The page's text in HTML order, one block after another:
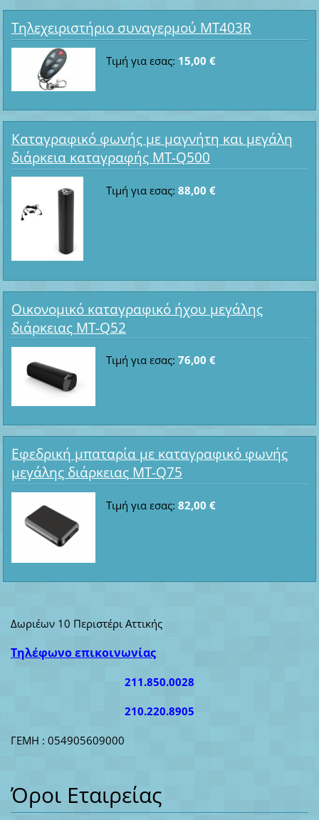
Τηλεχειριστήριο συναγερμού MT403R
Τιμή για εσας: 15,00 €
Καταγραφικό φωνής με μαγνήτη και μεγάλη
διάρκεια καταγραφής MT-Q500
Τιμή για εσας: 88,00 €
Οικονομικό καταγραφικό ήχου μεγάλης
διάρκειας MT-Q52
Τιμή για εσας: 76,00 €
Εφεδρική μπαταρία με καταγραφικό φωνής
μεγάλης διάρκειας MT-Q75
Τιμή για εσας: 82,00 €
Δωριέων 10 Περιστέρι Αττικής
Τηλέφωνο επικοινωνίας
211.850.0028
210.220.8905
ΓΕΜΗ : 054905609000
Όροι Εταιρείας